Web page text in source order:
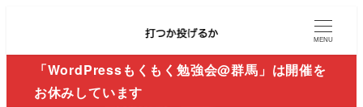
MENU
「WordPressもくもく勉強会@群馬」は開催を
お休みしています